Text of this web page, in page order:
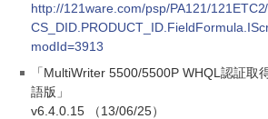
http://121ware.com/psp/PA121/
modId=3913
「MultiWriter 5500/5500P WHQL認証取
語版」
v6.4.0.15 （13/06/25）